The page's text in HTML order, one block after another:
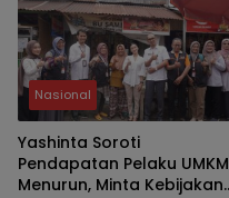
Nasional
Yashinta Soroti
Pendapatan Pelaku UMKM
Menurun, Minta Kebijakan